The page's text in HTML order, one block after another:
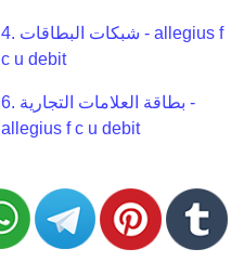
4. شبكات البطاقات - allegius f
c u debit
6. بطاقة العلامات التجارية -
allegius f c u debit